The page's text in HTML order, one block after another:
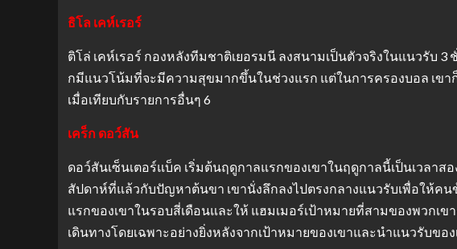
ธิโล เคห์เรอร์
ติโล่ เคห์เรอร์ กองหลังทีมชาติเยอรมนี ลงสนามเป็นตัวจริงในแนวรับ
กมีแนวโน้มที่จะมีความสุขมากขึ้นในช่วงแรก แต่ในการครองบอล เขา
เมื่อเทียบกับรายการอื่นๆ 6
เคร็ก ดอว์สัน
ดอว์สันเซ็นเตอร์แบ็ค เริ่มต้นฤดูกาลแรกของเขาในฤดูกาลนี้เป็นเวลา
สัปดาห์ที่แล้วกับปัญหาต้นขา เขานั่งลึกลงไปตรงกลางแนวรับเพื่อให้ค
แรกของเขาในรอบสี่เดือนและให้ แฮมเมอร์เป้าหมายที่สามของพวก
เดินทางโดยเฉพาะอย่างยิ่งหลังจากเป้าหมายของเขาและนำแนวรับขอ